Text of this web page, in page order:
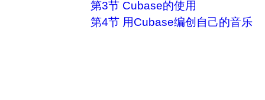
第3节 Cubase的使用
第4节 用Cubase编创自己的音乐